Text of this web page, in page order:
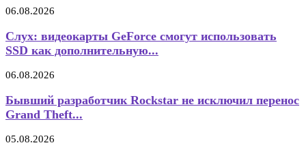
06.08.2026
Слух: видеокарты GeForce смогут использовать
SSD как дополнительную...
06.08.2026
Бывший разработчик Rockstar не исключил перенос
Grand Theft...
05.08.2026